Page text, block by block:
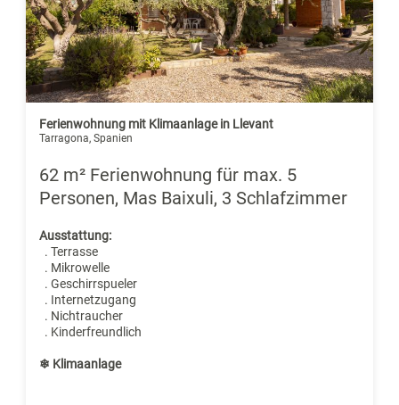
Ferienwohnung mit Klimaanlage in Llevant
Tarragona, Spanien
62 m² Ferienwohnung für max. 5
Personen, Mas Baixuli, 3 Schlafzimmer
Ausstattung:
. Terrasse
. Mikrowelle
. Geschirrspueler
. Internetzugang
. Nichtraucher
. Kinderfreundlich
❄ Klimaanlage